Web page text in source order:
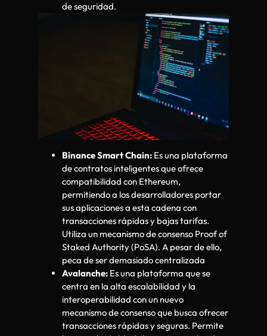
de seguridad.
Binance Smart Chain: Es una plataforma
de contratos inteligentes que ofrece
compatibilidad con Ethereum,
permitiendo a los desarrolladores portar
sus aplicaciones a esta cadena con
transacciones rápidas y bajas tarifas.
Utiliza un mecanismo de consenso Proof of
Staked Authority (PoSA). A pesar de ello,
peca de ser demasiado centralizada
Avalanche: Es una plataforma que se
centra en la alta escalabilidad y la
interoperabilidad con un nuevo
mecanismo de consenso que busca ofrecer
transacciones rápidas y seguras. Permite